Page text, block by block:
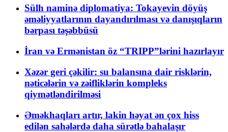
Sülh naminə diplomatiya: Tokayevin döyüş
əməliyyatlarının dayandırılması və danışıqların
bərpası təşəbbüsü
İran və Ermənistan öz “TRIPP”lərini hazırlayır
Xəzər geri çəkilir: su balansına dair risklərin,
nəticələrin və zəifliklərin kompleks
qiymətləndirilməsi
Əməkhaqları artır, lakin həyat ən çox hiss
edilən sahələrdə daha sürətlə bahalaşır